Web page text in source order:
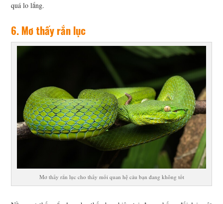
quá lo lắng.
6. Mơ thấy rắn lục
Mơ thấy rắn lục cho thấy mối quan hệ cảu bạn đang không tốt